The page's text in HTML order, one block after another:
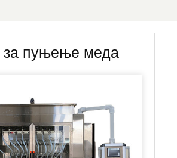
пуњење меда